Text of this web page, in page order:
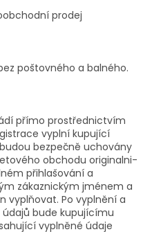
prodej
poštovného a balného.
přímo prostřednictvím
vyplní kupující
bezpečně uchovány
obchodu originalni-
přihlašování a
zákaznickým jménem a
vyplňovat. Po vyplnění a
bude kupujícímu
vyplněné údaje